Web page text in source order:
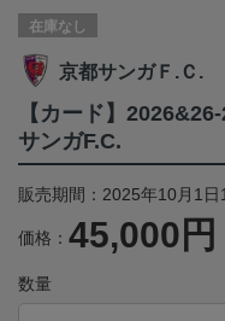
在庫なし
京都サンガＦ.Ｃ.
【カード】
サンガF.C.
販売期間：2025年10月1
価格： 45,000円
数量